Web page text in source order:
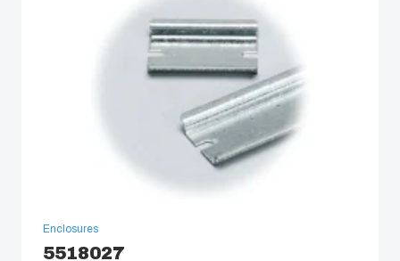
Enclosures
5518027